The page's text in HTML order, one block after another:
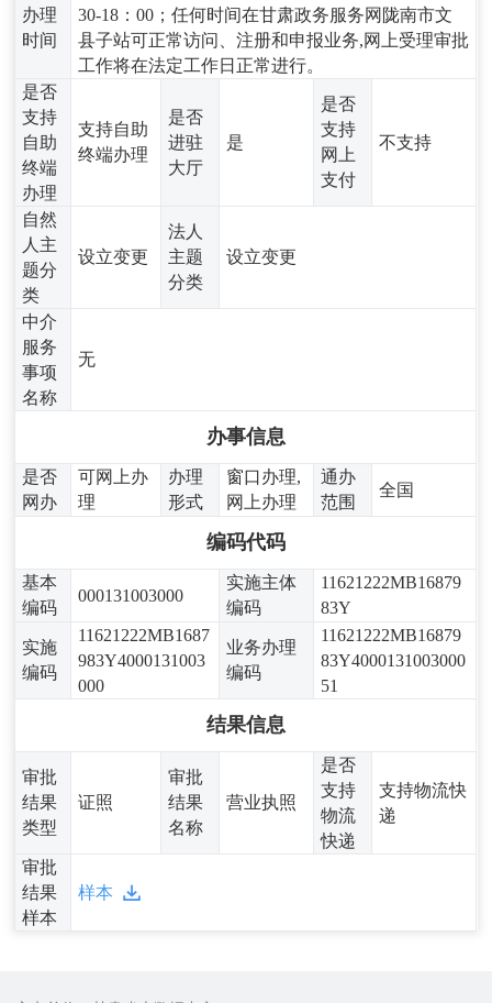
办理
时间
30-18：00；任何时间在甘肃政务服务网陇南市文
县子站可正常访问、注册和申报业务,网上受理审批
工作将在法定工作日正常进行。
是否
支持
自助
终端
办理
支持自助
终端办理
是否
进驻
大厅
是
是否
支持
网上
支付
不支持
自然
人主
题分
类
设立变更
法人
主题
分类
设立变更
中介
服务
事项
名称
无
办事信息
是否
网办
可网上办
理
办理
形式
窗口办理,
网上办理
通办
范围
全国
编码代码
基本
编码
000131003000
实施主体
编码
11621222MB16879
83Y
实施
编码
11621222MB1687
983Y4000131003
000
业务办理
编码
11621222MB16879
83Y4000131003000
51
结果信息
审批
结果
类型
证照
审批
结果
名称
营业执照
是否
支持
物流
快递
支持物流快
递
审批
结果
样本
样本